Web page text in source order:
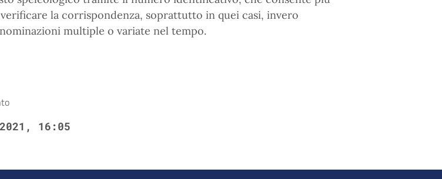
la corrispondenza, soprattutto in quei casi, invero
multiple o variate nel tempo.
16:05